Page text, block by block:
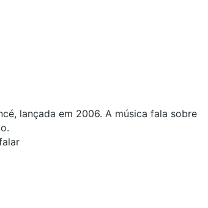
lançada em 2006. A música fala sobre